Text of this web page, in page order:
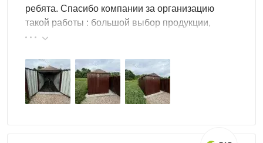
Доставкапо Владимиру и
Владимирской области
Выполняем доставку в разобранном виде
и области. Дополнительно вы можете заказать блоки под
фундамент, сборку и другие услуги. Оставьте заявку
онлайн удобным для вас доступом: форма обратного
ребята. Спасибо компании за организацию
такой работы : большой выбор продукции,
реальные цены.